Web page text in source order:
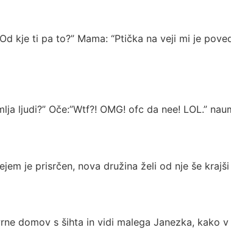
kje ti pa to?” Mama: “Ptička na veji mi je
ljudi?” Oče:”Wtf?! OMG! ofc da nee! LOL.”
je prisrčen, nova družina želi od nje še
domov s šihta in vidi malega Janezka,